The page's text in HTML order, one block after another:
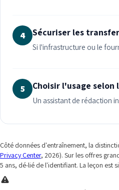
4 Sécuriser les
Si l'infrastructure ou le
5 Choisir l'usage selon
Un assistant de rédaction
Côté données d'entraînement, la
Privacy Center, 2026). Sur les offres
5 ans, dé-lié de l'identifiant. La leçon est